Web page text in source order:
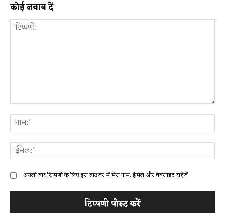
कोई जवाब दें
अगली बार टिप्पणी के लिए इस ब्राउज़र में मेरा नाम, ईमेल और वेबसाइट सहेजें